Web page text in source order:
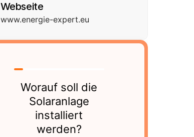
Webseite
www.energie-expert.eu
Worauf soll die
Solaranlage
installiert
werden?